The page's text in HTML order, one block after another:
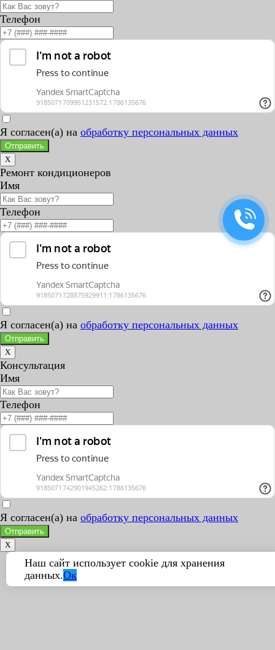
Телефон
Я согласен(а) на обработку персональных данных
Отправить
X
Ремонт кондиционеров
Имя
Телефон
Я согласен(а) на обработку персональных данных
Отправить
X
Консультация
Имя
Телефон
Я согласен(а) на обработку персональных данных
Отправить
X
Наш сайт использует cookie для хранения
данных.Ок